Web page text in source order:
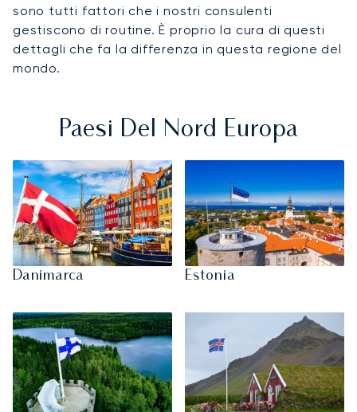
sono tutti fattori che i nostri consulenti
gestiscono di routine. È proprio la cura di questi
dettagli che fa la differenza in questa regione del
mondo.
Paesi Del Nord Europa
Danimarca Estonia